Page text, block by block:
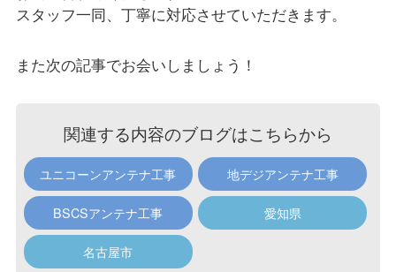
スタッフ一同、丁寧に対応させていただきます。
また次の記事でお会いしましょう！
関連する内容のブログはこちらから
ユニコーンアンテナ工事 地デジアンテナ工事
BSCSアンテナ工事 愛知県
名古屋市